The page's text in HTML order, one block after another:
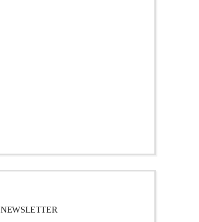
NEWSLETTER